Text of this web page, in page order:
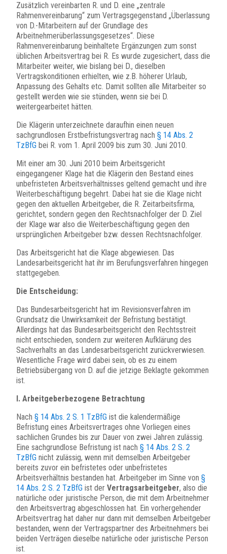
Zusätzlich vereinbarten R. und D. eine „zentrale
Rahmenvereinbarung“ zum Vertragsgegenstand „Überlassung
von D.-Mitarbeitern auf der Grundlage des
Arbeitnehmerüberlassungsgesetzes“. Diese
Rahmenvereinbarung beinhaltete Ergänzungen zum sonst
üblichen Arbeitsvertrag bei R. Es wurde zugesichert, dass die
Mitarbeiter weiter, wie bislang bei D., dieselben
Vertragskonditionen erhielten, wie z.B. höherer Urlaub,
Anpassung des Gehalts etc. Damit sollten alle Mitarbeiter so
gestellt werden wie sie stünden, wenn sie bei D.
weitergearbeitet hätten.
Die Klägerin unterzeichnete daraufhin einen neuen
sachgrundlosen Erstbefristungsvertrag nach § 14 Abs. 2
TzBfG bei R. vom 1. April 2009 bis zum 30. Juni 2010.
Mit einer am 30. Juni 2010 beim Arbeitsgericht
eingegangener Klage hat die Klägerin den Bestand eines
unbefristeten Arbeitsverhältnisses geltend gemacht und ihre
Weiterbeschäftigung begehrt. Dabei hat sie die Klage nicht
gegen den aktuellen Arbeitgeber, die R. Zeitarbeitsfirma,
gerichtet, sondern gegen den Rechtsnachfolger der D. Ziel
der Klage war also die Weiterbeschäftigung gegen den
ursprünglichen Arbeitgeber bzw. dessen Rechtsnachfolger.
Das Arbeitsgericht hat die Klage abgewiesen. Das
Landesarbeitsgericht hat ihr im Berufungsverfahren hingegen
stattgegeben.
Die Entscheidung:
Das Bundesarbeitsgericht hat im Revisionsverfahren im
Grundsatz die Unwirksamkeit der Befristung bestätigt.
Allerdings hat das Bundesarbeitsgericht den Rechtsstreit
nicht entschieden, sondern zur weiteren Aufklärung des
Sachverhalts an das Landesarbeitsgericht zurückverwiesen.
Wesentliche Frage wird dabei sein, ob es zu einem
Betriebsübergang von D. auf die jetzige Beklagte gekommen
ist.
I. Arbeitgeberbezogene Betrachtung
Nach § 14 Abs. 2 S. 1 TzBfG ist die kalendermäßige
Befristung eines Arbeitsvertrages ohne Vorliegen eines
sachlichen Grundes bis zur Dauer von zwei Jahren zulässig.
Eine sachgrundlose Befristung ist nach § 14 Abs. 2 S. 2
TzBfG nicht zulässig, wenn mit demselben Arbeitgeber
bereits zuvor ein befristetes oder unbefristetes
Arbeitsverhältnis bestanden hat. Arbeitgeber im Sinne von §
14 Abs. 2 S. 2 TzBfG ist der Vertragsarbeitgeber, also die
natürliche oder juristische Person, die mit dem Arbeitnehmer
den Arbeitsvertrag abgeschlossen hat. Ein vorhergehender
Arbeitsvertrag hat daher nur dann mit demselben Arbeitgeber
bestanden, wenn der Vertragspartner des Arbeitnehmers bei
beiden Verträgen dieselbe natürliche oder juristische Person
ist.